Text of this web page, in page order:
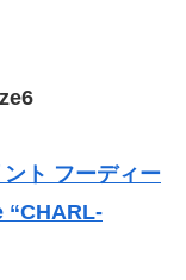
ト フーディー
“CHARL-